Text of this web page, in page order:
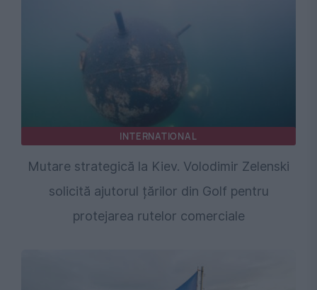
INTERNATIONAL
Mutare strategică la Kiev. Volodimir Zelenski
solicită ajutorul țărilor din Golf pentru
protejarea rutelor comerciale